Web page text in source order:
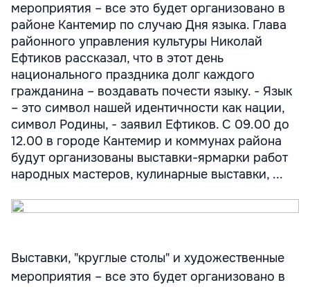
мероприятия – все это будет организовано в
районе Кантемир по случаю Дня языка. Глава
районного управления культуры Николай
Ефтиков рассказал, что в этот день
национального праздника долг каждого
гражданина – воздавать почести языку. - Язык
– это символ нашей идентичности как нации,
символ Родины, - заявил Ефтиков. С 09.00 до
12.00 в городе Кантемир и коммунах района
будут организованы выставки-ярмарки работ
народных мастеров, кулинарные выставки, ...
Выставки, "круглые столы" и художественные
мероприятия – все это будет организовано в